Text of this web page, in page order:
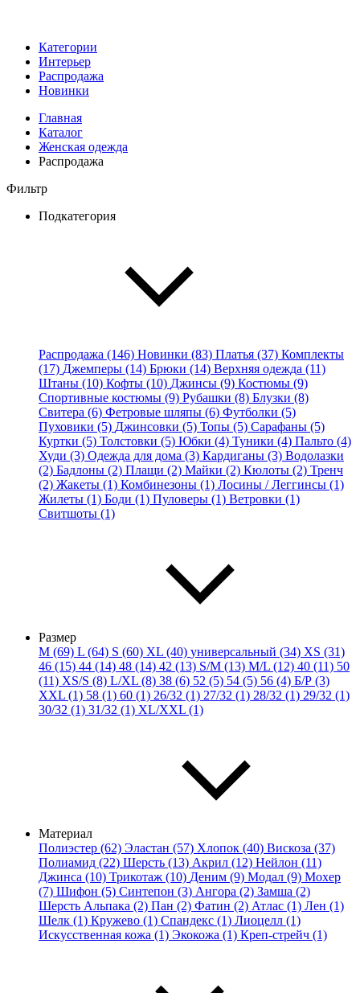
Категории
Интерьер
Распродажа
Новинки
Главная
Каталог
Женская одежда
Распродажа
Фильтр
Подкатегория
Распродажа (146) Новинки (83) Платья (37) Комплекты
(17) Джемперы (14) Брюки (14) Верхняя одежда (11)
Штаны (10) Кофты (10) Джинсы (9) Костюмы (9)
Спортивные костюмы (9) Рубашки (8) Блузки (8)
Свитера (6) Фетровые шляпы (6) Футболки (5)
Пуховики (5) Джинсовки (5) Топы (5) Сарафаны (5)
Куртки (5) Толстовки (5) Юбки (4) Туники (4) Пальто (4)
Худи (3) Одежда для дома (3) Кардиганы (3) Водолазки
(2) Бадлоны (2) Плащи (2) Майки (2) Кюлоты (2) Тренч
(2) Жакеты (1) Комбинезоны (1) Лосины / Леггинсы (1)
Жилеты (1) Боди (1) Пуловеры (1) Ветровки (1)
Свитшоты (1)
Размер
M (69) L (64) S (60) XL (40) универсальный (34) XS (31)
46 (15) 44 (14) 48 (14) 42 (13) S/M (13) M/L (12) 40 (11) 50
(11) XS/S (8) L/XL (8) 38 (6) 52 (5) 54 (5) 56 (4) Б/Р (3)
XXL (1) 58 (1) 60 (1) 26/32 (1) 27/32 (1) 28/32 (1) 29/32 (1)
30/32 (1) 31/32 (1) XL/XXL (1)
Материал
Полиэстер (62) Эластан (57) Хлопок (40) Вискоза (37)
Полиамид (22) Шерсть (13) Акрил (12) Нейлон (11)
Джинса (10) Трикотаж (10) Деним (9) Модал (9) Мохер
(7) Шифон (5) Синтепон (3) Ангора (2) Замша (2)
Шерсть Альпака (2) Пан (2) Фатин (2) Атлас (1) Лен (1)
Шелк (1) Кружево (1) Спандекс (1) Лиоцелл (1)
Искусственная кожа (1) Экокожа (1) Креп-стрейч (1)